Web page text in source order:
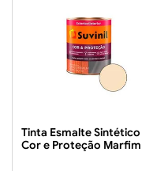
Tinta Esmalte Sintético
Cor e Proteção Marfim